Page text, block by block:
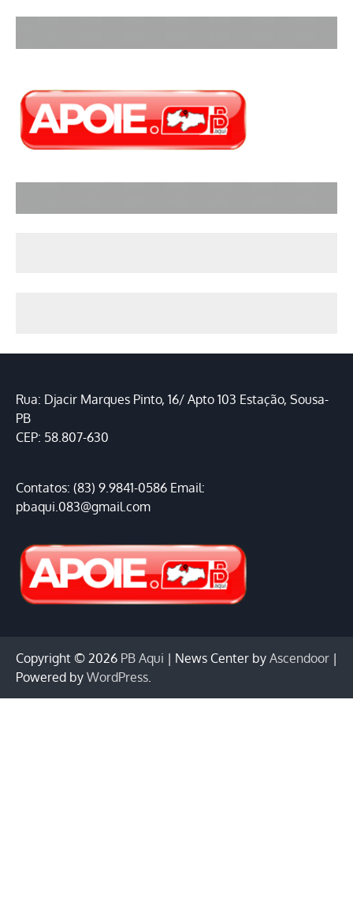
Rua: Djacir Marques Pinto, 16/ Apto 103 Estação, Sousa-
PB
CEP: 58.807-630
Contatos: (83) 9.9841-0586 Email:
pbaqui.083@gmail.com
Copyright © 2026 PB Aqui | News Center by Ascendoor |
Powered by WordPress.